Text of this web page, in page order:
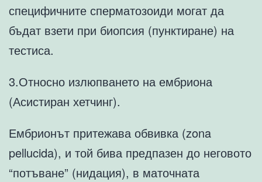
специфичните сперматозоиди могат да
бъдат взети при биопсия (пунктиране) на
тестиса.
3.Относно излюпването на ембриона
(Асистиран хетчинг).
Ембрионът притежава обвивка (zona
pellucida), и той бива предпазен до неговото
“потъване” (нидация), в маточната